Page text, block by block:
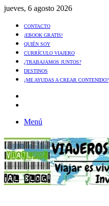
jueves, 6 agosto 2026
CONTACTO
¡EBOOK GRATIS!
QUIÉN SOY
CURRÍCULO VIAJERO
¿TRABAJAMOS JUNTOS?
DESTINOS
¿ME AYUDAS A CREAR CONTENIDO?
Menú